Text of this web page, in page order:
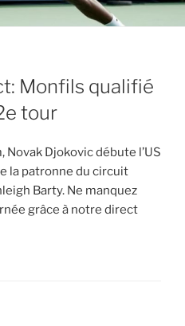
Monfils qualifié
tour
Novak Djokovic débute l’US
la patronne du circuit
Barty. Ne manquez
grâce à notre direct